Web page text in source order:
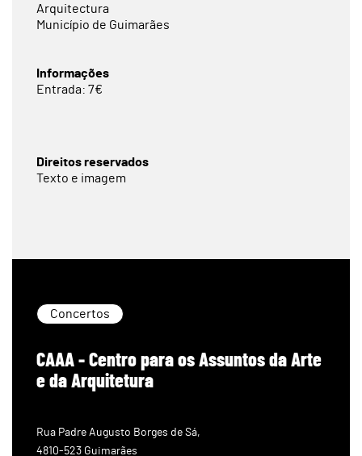
Arquitectura
Município de Guimarães
Informações
Entrada: 7€
Direitos reservados
Texto e imagem
Concertos
CAAA - Centro para os Assuntos da Arte
e da Arquitetura
Rua Padre Augusto Borges de Sá,
4810-523 Guimarães